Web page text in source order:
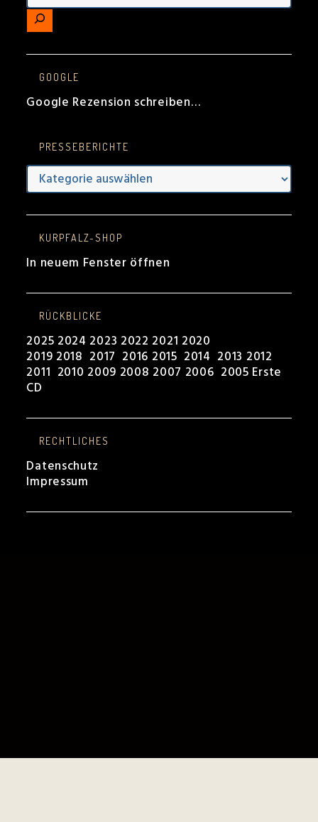
GOOGLE
Google Rezension schreiben…
PRESSEBERICHTE
Presseberichte
KURPFALZ-SHOP
In neuem Fenster öffnen
RÜCKBLICKE
2025 2024 2023 2022 2021 2020
2019 2018 2017 2016 2015 2014 2013 2012
2011 2010 2009 2008 2007 2006 2005 Erste
CD
RECHTLICHES
Datenschutz
Impressum